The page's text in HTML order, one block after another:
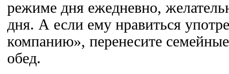
режиме дня ежедневно,
дня. А если ему нравиться
компанию», перенесите семейные
обед.